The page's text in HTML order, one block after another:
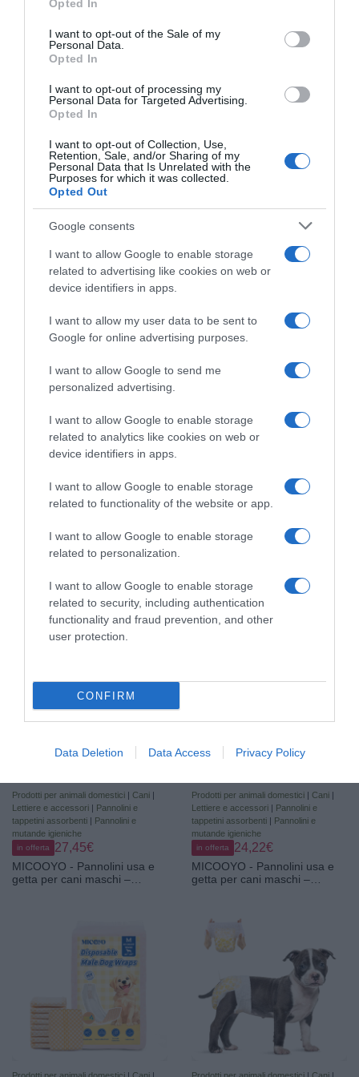
use your data for below specified purposes in below Google
consent section.
Opted In
I want to opt-out of the Sale of my
Personal Data.
Opted In
I want to opt-out of processing my
Personal Data for Targeted Advertising.
Opted In
I want to opt-out of Collection, Use,
Retention, Sale, and/or Sharing of my
Personal Data that Is Unrelated with the
Purposes for which it was collected.
Opted Out
Google consents
I want to allow Google to enable storage
related to advertising like cookies on web or
device identifiers in apps.
I want to allow my user data to be sent to
Google for online advertising purposes.
I want to allow Google to send me
personalized advertising.
I want to allow Google to enable storage
related to analytics like cookies on web or
device identifiers in apps.
I want to allow Google to enable storage
related to functionality of the website or app.
I want to allow Google to enable storage
related to personalization.
I want to allow Google to enable storage
related to security, including authentication
functionality and fraud prevention, and other
user protection.
CONFIRM
Data Deletion Data Access Privacy Policy
in offerta 37,04€
USA e Getta Femmina con
Elastico in Vita， L-30 | Super
assorbenti，Prova di
misure，Completamente
Avvolti,Elastico in Vita
Cani, S-26 Pezzi Assorbenti
con Indicatore di Umido,
Addestramento
Prodotti per animali domestici
tappetini assorbenti | Pannolini e
mutande igieniche
in offerta 16,24€
Cani, XS-26 Pezzi Assorbenti
con Indicatore di Umido,
Protezione Antifughe, Ideale
Addestramento
Pannolini e
tappetini assorbenti
Pannolini e
mutande igieniche
getta per cani maschi –
Pannolini ad alta assorbenza
per incontinenza con
confezione da 50)
tappetini assorbenti | Pannolini e
mutande igieniche
MICOOYO Pannolini usa e
getta per cani maschi, molto
assorbenti, con indicatore di
umidità (XS, confezione da
Pannolini e
tappetini assorbenti
Pannolini e
Flying Paws Pannolini per
Cani, S-52 Pezzi Assorbenti
Protezione Antifughe, Ideale
Prodotti per animali domestici | Cani |
Lettiere e accessori | Pannolini e
tappetini assorbenti | Pannolini e
mutande igieniche
in offerta 27,45€
MICOOYO - Pannolini usa e
getta per cani maschi –
Prodotti per animali domestici | Cani |
Lettiere e accessori | Pannolini e
tappetini assorbenti | Pannolini e
mutande igieniche
in offerta 24,22€
MICOOYO - Pannolini usa e
getta per cani maschi –
indicatore di umidità (S,
confezione da 50)